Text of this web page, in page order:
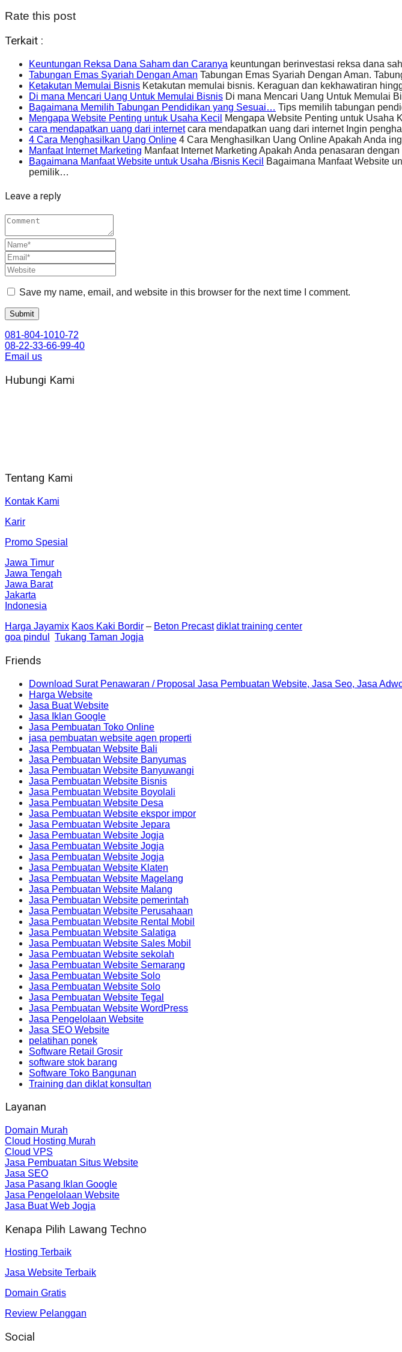
Rate this post
Terkait :
Keuntungan Reksa Dana Saham dan Caranya keuntungan berinvestasi reksa dana
Tabungan Emas Syariah Dengan Aman Tabungan Emas Syariah Dengan Aman.
Ketakutan Memulai Bisnis Ketakutan memulai bisnis. Keraguan dan kekhawatiran
Di mana Mencari Uang Untuk Memulai Bisnis Di mana Mencari Uang Untuk Memulai
Bagaimana Memilih Tabungan Pendidikan yang Sesuai… Tips memilih tabungan
Mengapa Website Penting untuk Usaha Kecil
Mengapa Website Penting untuk
cara mendapatkan uang dari internetcara mendapatkan uang dari internet Ingin
4 Cara Menghasilkan Uang Online 4 Cara Menghasilkan Uang Online Apakah Anda
Manfaat Internet Marketing Manfaat Internet Marketing Apakah Anda penasaran
Bagaimana Manfaat Website untuk Usaha /Bisnis Kecil
Bagaimana Manfaat Website
pemilik…
Leave a reply
Save my name, email, and website in this browser for the next time I comment.
081-804-1010-72
08-22-33-66-99-40
Email us
Hubungi Kami
Tentang Kami
Kontak Kami
Karir
Promo Spesial
Jawa Timur
Jawa Tengah
Jawa Barat
Jakarta
Indonesia
Harga Jayamix Kaos Kaki Bordir – Beton Precast diklat training center
goa pindul
Tukang Taman Jogja
Friends
Download Surat Penawaran / Proposal Jasa Pembuatan Website, Jasa Seo, Jasa
Harga Website
Jasa Buat Website
Jasa Iklan Google
Jasa Pembuatan Toko Online
jasa pembuatan website agen properti
Jasa Pembuatan Website Bali
Jasa Pembuatan Website Banyumas
Jasa Pembuatan Website Banyuwangi
Jasa Pembuatan Website Bisnis
Jasa Pembuatan Website Boyolali
Jasa Pembuatan Website Desa
Jasa Pembuatan Website ekspor impor
Jasa Pembuatan Website Jepara
Jasa Pembuatan Website Jogja
Jasa Pembuatan Website Jogja
Jasa Pembuatan Website Jogja
Jasa Pembuatan Website Klaten
Jasa Pembuatan Website Magelang
Jasa Pembuatan Website Malang
Jasa Pembuatan Website pemerintah
Jasa Pembuatan Website Perusahaan
Jasa Pembuatan Website Rental Mobil
Jasa Pembuatan Website Salatiga
Jasa Pembuatan Website Sales Mobil
Jasa Pembuatan Website sekolah
Jasa Pembuatan Website Semarang
Jasa Pembuatan Website Solo
Jasa Pembuatan Website Solo
Jasa Pembuatan Website Tegal
Jasa Pembuatan Website WordPress
Jasa Pengelolaan Website
Jasa SEO Website
pelatihan ponek
Software Retail Grosir
software stok barang
Software Toko Bangunan
Training dan diklat konsultan
Layanan
Domain Murah
Cloud Hosting Murah
Cloud VPS
Jasa Pembuatan Situs Website
Jasa SEO
Jasa Pasang Iklan Google
Jasa Pengelolaan Website
Jasa Buat Web Jogja
Kenapa Pilih Lawang Techno
Hosting Terbaik
Jasa Website Terbaik
Domain Gratis
Review Pelanggan
Social